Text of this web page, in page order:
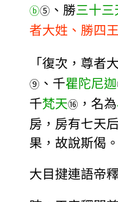
ⓑ⑤ 、勝三十三
者大姓、勝四
「復次，尊者
⑨ 、千瞿陀尼迦
千梵天⑯ ，名為
房，房有七天
果，故說斯偈。
大目揵連語帝